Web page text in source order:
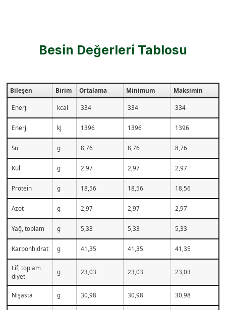
Besin Değerleri Tablosu
Bileşen Birim Ortalama Minimum Maksimin
Enerji kcal 334 334 334
Enerji kJ 1396 1396 1396
Su g 8,76 8,76 8,76
Kül g 2,97 2,97 2,97
Protein g 18,56 18,56 18,56
Azot g 2,97 2,97 2,97
Yağ, toplam g 5,33 5,33 5,33
Karbonhidrat g 41,35 41,35 41,35
Lif, toplam
diyet
g 23,03 23,03 23,03
Nişasta g 30,98 30,98 30,98